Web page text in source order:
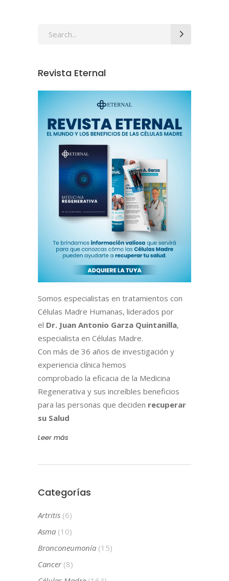
Revista Eternal
Somos especialistas en tratamientos con
Células Madre Humanas, liderados por
el Dr. Juan Antonio Garza Quintanilla,
especialista en Células Madre.
Con más de 36 años de investigación y
experiencia clínica hemos
comprobado la eficacia de la Medicina
Regenerativa y sus increíbles beneficios
para las personas que deciden recuperar
su Salud
Leer más
Categorías
Artritis (6)
Asma (10)
Bronconeumonía (15)
Cancer(8)